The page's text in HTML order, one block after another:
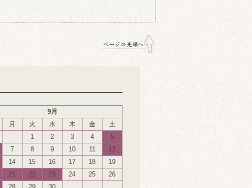
9月
月 火 水 木 金
土
1
2 3 4
5
7 8 9 10 11
12
14 15 16 17 18
19
21 22 23 24 25
26